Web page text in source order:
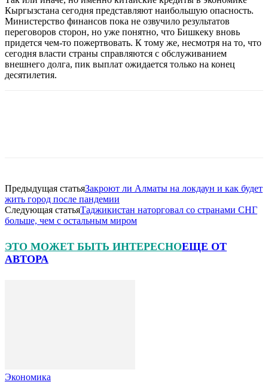
Кыргызстана сегодня представляют наибольшую опасность.
Министерство финансов пока не озвучило результатов
переговоров сторон, но уже понятно, что Бишкеку вновь
придется чем-то пожертвовать. К тому же, несмотря на то, что
сегодня власти страны справляются с обслуживанием
внешнего долга, пик выплат ожидается только на конец
десятилетия.
Предыдущая статьяЗакроют ли Алматы на локдаун и как будет
жить город после пандемии
Следующая статьяТаджикистан наторговал со странами СНГ
больше, чем с остальным миром
ЭТО МОЖЕТ БЫТЬ ИНТЕРЕСНОЕЩЕ ОТ
АВТОРА
Экономика